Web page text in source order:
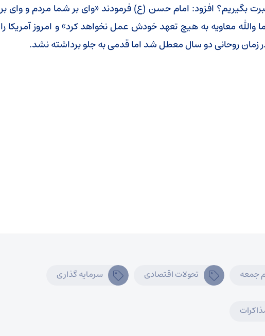
بگیریم؟ افزود: امام حسن (ع) فرمودند «وای بر شما مردم و وای بر
معاویه به هیچ تعهد خودش عمل نخواهد کرد» و امروز آمریکا را
روحانی دو سال معطل شد اما قدمی به جلو برداشته نشد.
جمعه تحولات اقتصادی سرمایه گذاری